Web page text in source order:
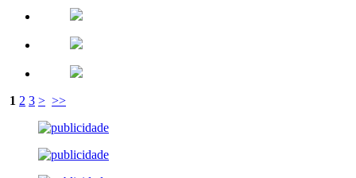
1 2 3 > >>